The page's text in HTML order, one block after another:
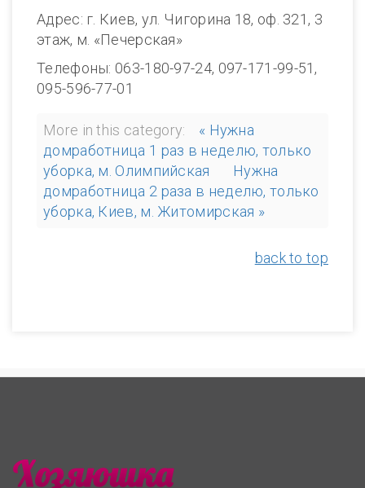
Адрес: г. Киев, ул. Чигорина 18, оф. 321, 3
этаж, м. «Печерская»
Телефоны: 063-180-97-24, 097-171-99-51,
095-596-77-01
More in this category:
« Нужна
домработница 1 раз в неделю, только
уборка, м. Олимпийская
Нужна
домработница 2 раза в неделю, только
уборка, Киев, м. Житомирская »
back to top